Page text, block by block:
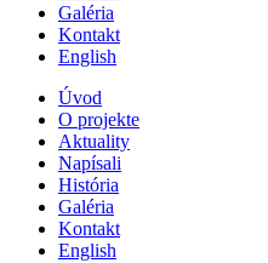
Galéria
Kontakt
English
Úvod
O projekte
Aktuality
Napísali
História
Galéria
Kontakt
English